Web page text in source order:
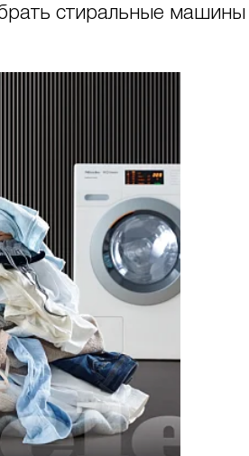
стиральные машины